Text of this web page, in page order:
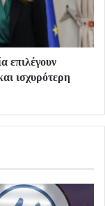
επιλέγουν
ισχυρότερη